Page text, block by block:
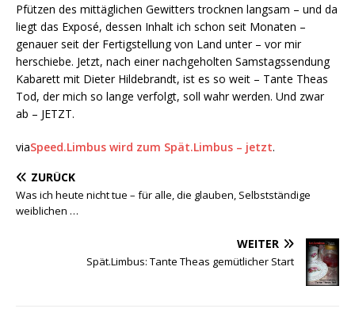
Pfützen des mittäglichen Gewitters trocknen langsam – und da
liegt das Exposé, dessen Inhalt ich schon seit Monaten –
genauer seit der Fertigstellung von Land unter – vor mir
herschiebe. Jetzt, nach einer nachgeholten Samstagssendung
Kabarett mit Dieter Hildebrandt, ist es so weit – Tante Theas
Tod, der mich so lange verfolgt, soll wahr werden. Und zwar
ab – JETZT.
viaSpeed.Limbus wird zum Spät.Limbus – jetzt.
ZURÜCK
Was ich heute nicht tue – für alle, die glauben, Selbstständige
weiblichen …
WEITER
Spät.Limbus: Tante Theas gemütlicher Start